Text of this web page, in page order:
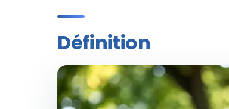
Définition